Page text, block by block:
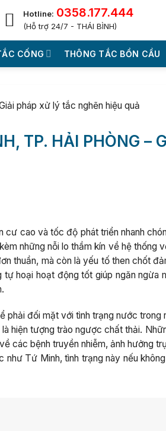
Hotline: 0358.177.444
(Hỗ trợ 24/7 - THÁI BÌNH)
CỐNG THÔNG TẮC BỒN CẦU
pháp xử lý tắc nghẽn hiệu quả
TP. HẢI PHÒNG –
cư cao và tốc độ phát triển nhanh
những nỗi lo thầm kín về hệ thống
thuần, mà còn là yếu tố then chốt
hoại hoạt động tốt giúp ngăn ngừa
phải đối mặt với tình trạng nước trong
hiện tượng trào ngược chất thải.
các bệnh truyền nhiễm, ảnh hưởng
Tứ Minh, tình trạng này nếu